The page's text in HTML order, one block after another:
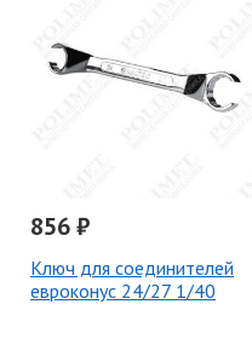
856 ₽
Ключ для соединителей
евроконус 24/27 1/40